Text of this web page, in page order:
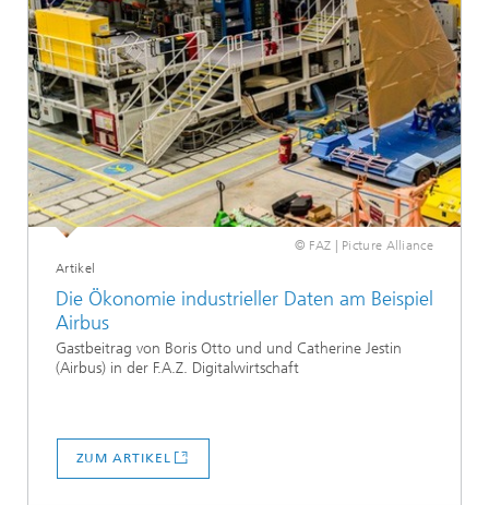
© FAZ | Picture Alliance
Artikel
Die Ökonomie industrieller Daten am Beispiel
Airbus
Gastbeitrag von Boris Otto und und Catherine Jestin
(Airbus) in der F.A.Z. Digitalwirtschaft
ZUM ARTIKEL